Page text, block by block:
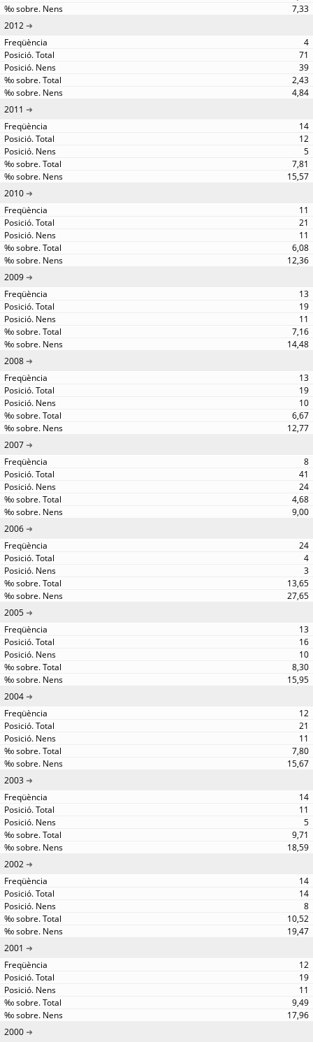
7,33
2012
4
71
39
2,43
4,84
2011
14
12
5
7,81
15,57
2010
11
21
11
6,08
12,36
2009
13
19
11
7,16
14,48
2008
13
19
10
6,67
12,77
2007
8
41
24
4,68
9,00
2006
24
4
3
13,65
27,65
2005
13
16
10
8,30
15,95
2004
12
21
11
7,80
15,67
2003
14
11
5
9,71
18,59
2002
14
14
8
10,52
19,47
2001
12
19
11
9,49
17,96
2000